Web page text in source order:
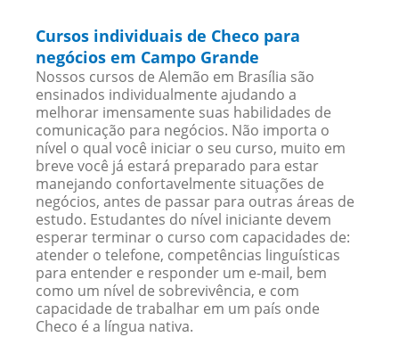
Cursos individuais de Checo para
negócios em Campo Grande
Nossos cursos de Alemão em Brasília são
ensinados individualmente ajudando a
melhorar imensamente suas habilidades de
comunicação para negócios. Não importa o
nível o qual você iniciar o seu curso, muito em
breve você já estará preparado para estar
manejando confortavelmente situações de
negócios, antes de passar para outras áreas de
estudo. Estudantes do nível iniciante devem
esperar terminar o curso com capacidades de:
atender o telefone, competências linguísticas
para entender e responder um e-mail, bem
como um nível de sobrevivência, e com
capacidade de trabalhar em um país onde
Checo é a língua nativa.